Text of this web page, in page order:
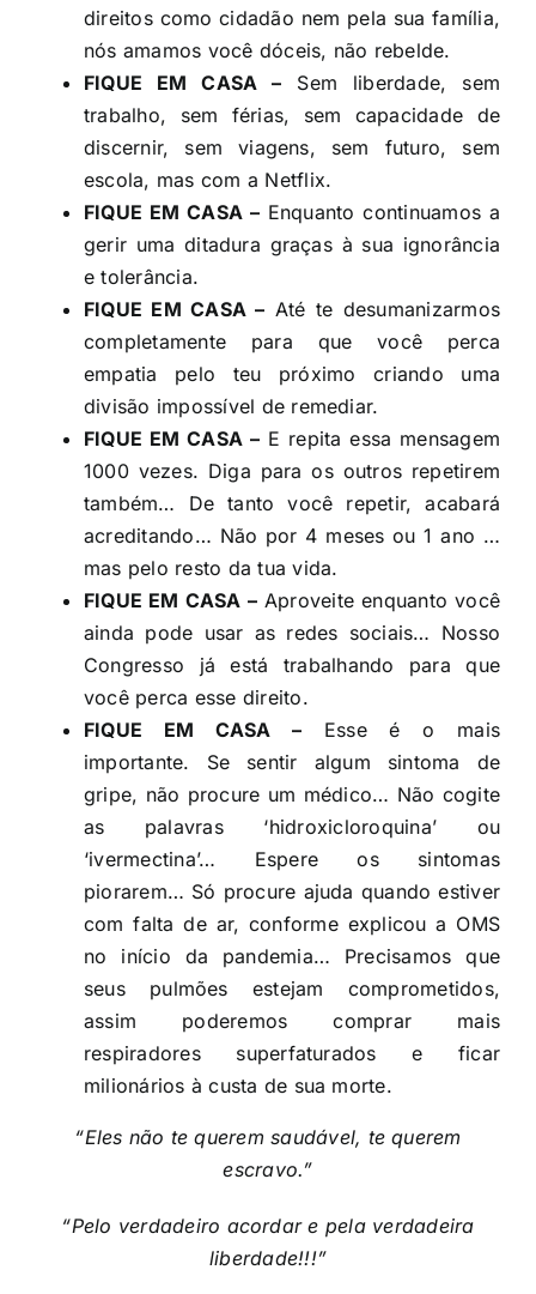
direitos como cidadão nem pela sua família,
nós amamos você dóceis, não rebelde.
FIQUE EM CASA – Sem liberdade, sem
trabalho, sem férias, sem capacidade de
discernir, sem viagens, sem futuro, sem
escola, mas com a Netflix.
FIQUE EM CASA – Enquanto continuamos a
gerir uma ditadura graças à sua ignorância
e tolerância.
FIQUE EM CASA – Até te desumanizarmos
completamente para que você perca
empatia pelo teu próximo criando uma
divisão impossível de remediar.
FIQUE EM CASA – E repita essa mensagem
1000 vezes. Diga para os outros repetirem
também… De tanto você repetir, acabará
acreditando… Não por 4 meses ou 1 ano …
mas pelo resto da tua vida.
FIQUE EM CASA –Aproveite enquanto você
ainda pode usar as redes sociais… Nosso
Congresso já está trabalhando para que
você perca esse direito.
FIQUE EM CASA – Esse é o mais
importante. Se sentir algum sintoma de
gripe, não procure um médico… Não cogite
as palavras ‘hidroxicloroquina’ ou
‘ivermectina’… Espere os sintomas
piorarem… Só procure ajuda quando estiver
com falta de ar, conforme explicou a OMS
no início da pandemia… Precisamos que
seus pulmões estejam comprometidos,
assim poderemos comprar mais
respiradores superfaturados e ficar
milionários à custa de sua morte.
“Eles não te querem saudável, te querem
escravo.”
“Pelo verdadeiro acordar e pela verdadeira
liberdade!!!”